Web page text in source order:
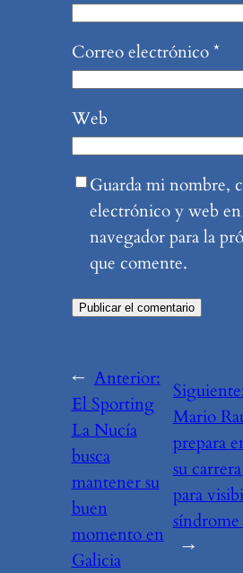
Correo electrónico*
Web
Guarda mi nombre,
electrónico y web en
navegador para la
que comente.
← Anterior:
El Sporting
La Nucía
busca
mantener su
buen
momento en
Galicia
Mario
prepara
su
para
→